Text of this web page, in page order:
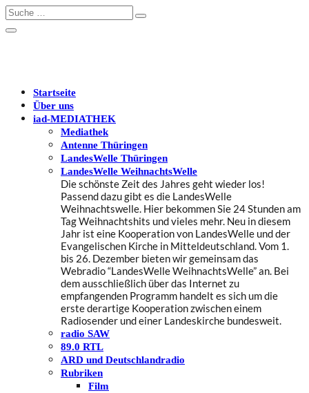
Startseite
Über uns
iad-MEDIATHEK
Mediathek
Antenne Thüringen
LandesWelle Thüringen
LandesWelle WeihnachtsWelle
Die schönste Zeit des Jahres geht wieder los!
Passend dazu gibt es die LandesWelle
Weihnachtswelle. Hier bekommen Sie 24 Stunden am
Tag Weihnachtshits und vieles mehr. Neu in diesem
Jahr ist eine Kooperation von LandesWelle und der
Evangelischen Kirche in Mitteldeutschland. Vom 1.
bis 26. Dezember bieten wir gemeinsam das
Webradio “LandesWelle WeihnachtsWelle” an. Bei
dem ausschließlich über das Internet zu
empfangenden Programm handelt es sich um die
erste derartige Kooperation zwischen einem
Radiosender und einer Landeskirche bundesweit.
radio SAW
89.0 RTL
ARD und Deutschlandradio
Rubriken
Film